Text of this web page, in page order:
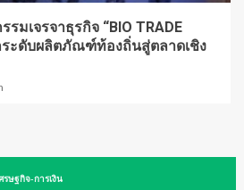
รมเจรจาธุรกิจ “BIO TRADE
ระดับผลิตภัณฑ์ท้องถิ่นสู่ตลาดเชิง
รษฐกิจ-การเงิน